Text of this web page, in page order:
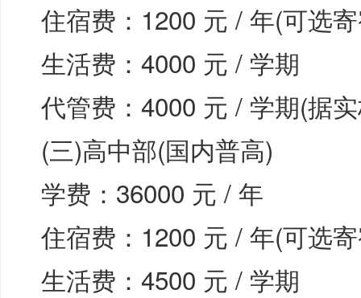
住宿费：1200 元 / 年(可选
生活费：4000 元 / 学期
代管费：4000 元 / 学期(据
(三)高中部(国内普高)
学费：36000 元 / 年
住宿费：1200 元 / 年(可选
生活费：4500 元 / 学期